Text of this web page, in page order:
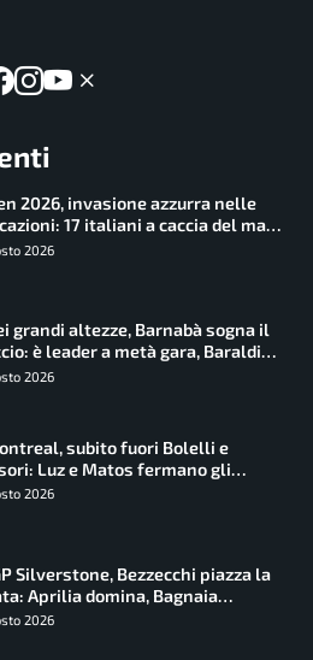
2026, invasione azzurra nelle
17 italiani a caccia del main
2026
grandi altezze, Barnabà sogna il
è leader a metà gara, Baraldi
corsa
2026
subito fuori Bolelli e
Luz e Matos fermano gli
2026
Silverstone, Bezzecchi piazza la
Aprilia domina, Bagnaia
al Q1
2026